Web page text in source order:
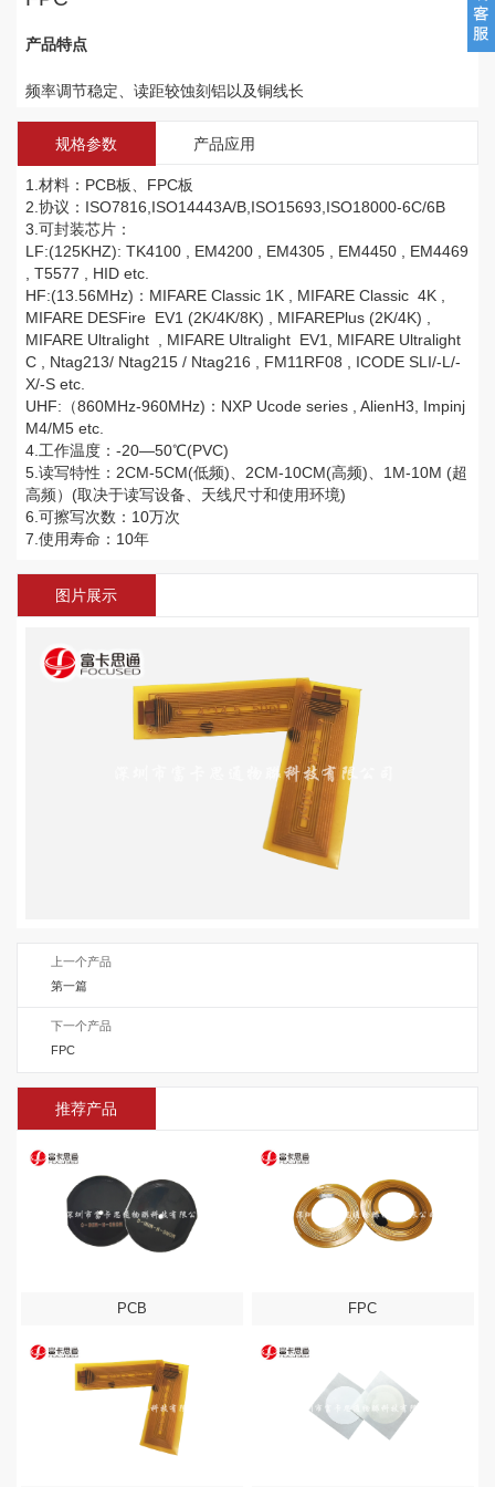
产品特点
频率调节稳定、读距较蚀刻铝以及铜线长
规格参数 产品应用
1.材料：PCB板、FPC板
2.协议：ISO7816,ISO14443A/B,ISO15693,ISO18000-6C/6B
3.可封装芯片：
LF:(125KHZ): TK4100 , EM4200 , EM4305 , EM4450 , EM4469
, T5577 , HID etc.
HF:(13.56MHz)：MIFARE Classic 1K , MIFARE Classic 4K ,
MIFARE DESFire EV1 (2K/4K/8K) , MIFAREPlus (2K/4K) ,
MIFARE Ultralight , MIFARE Ultralight EV1, MIFARE Ultralight
C , Ntag213/ Ntag215 / Ntag216 , FM11RF08 , ICODE SLI/-L/-
X/-S etc.
UHF:（860MHz-960MHz)：NXP Ucode series , AlienH3, Impinj
M4/M5 etc.
4.工作温度：-20—50℃(PVC)
5.读写特性：2CM-5CM(低频)、2CM-10CM(高频)、1M-10M (超
高频）(取决于读写设备、天线尺寸和使用环境)
6.可擦写次数：10万次
7.使用寿命：10年
图片展示
上一个产品
第一篇
下一个产品
FPC
推荐产品
PCB FPC